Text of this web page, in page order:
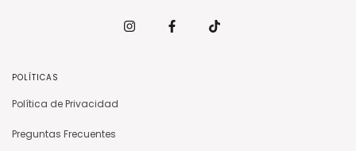
POLÍTICAS
Política de Privacidad
Preguntas Frecuentes